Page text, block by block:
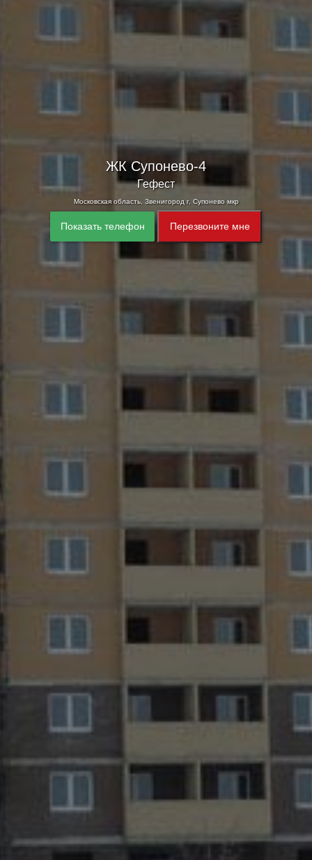
ЖК Супонево-4
Гефест
Московская область, Звенигород г, Супонево мкр
Показать телефон Перезвоните мне